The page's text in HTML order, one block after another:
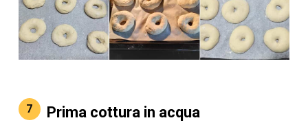
7 Prima cottura in acqua